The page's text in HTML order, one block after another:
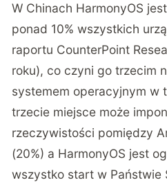
W Chinach HarmonyOS
ponad 10% wszystkich
raportu CounterPoint
roku), co czyni go trzecim
systemem operacyjnym w
trzecie miejsce może
rzeczywistości pomiędzy
(20%) a HarmonyOS jest
wszystko start w Państwie